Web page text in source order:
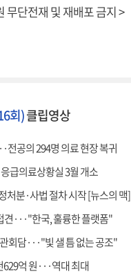
단전재 및 재배포 금지 >
회)클립영상
전공의 294명 의료 현장 복귀
급의료상황실 3월 개소
처분·사법 절차 시작 [뉴스의 맥]
견···"한국, 훌륭한 플랫폼"
회담···"빛 샐 틈 없는 공조"
억 원···역대 최대